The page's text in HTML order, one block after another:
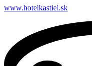
www.hotelkastiel.sk